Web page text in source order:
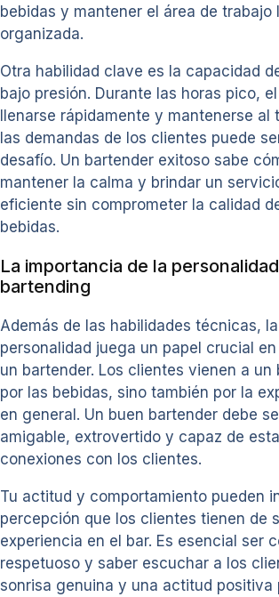
bebidas y mantener el área de trabajo
organizada.
Otra habilidad clave es la capacidad
bajo presión. Durante las horas pico,
llenarse rápidamente y mantenerse al
las demandas de los clientes puede
desafío. Un bartender exitoso sabe
mantener la calma y brindar un
eficiente sin comprometer la calidad
bebidas.
La importancia de la
bartending
Además de las habilidades técnicas, la
personalidad juega un papel crucial
un bartender. Los clientes vienen a un
por las bebidas, sino también por la
en general. Un buen bartender debe
amigable, extrovertido y capaz de
conexiones con los clientes.
Tu actitud y comportamiento pueden
percepción que los clientes tienen de
experiencia en el bar. Es esencial ser
respetuoso y saber escuchar a los
sonrisa genuina y una actitud positiva